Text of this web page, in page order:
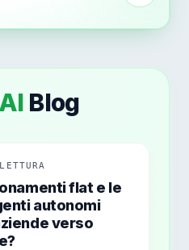
AI Blog
flat e le
autonomi
verso